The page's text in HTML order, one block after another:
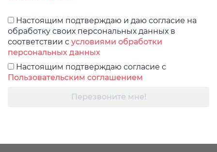
Настоящим подтверждаю и даю согласие на
обработку своих персональных данных в
соответствии с условиями обработки
персональных данных
Настоящим подтверждаю согласие с
Пользовательским соглашением
Перезвоните мне!